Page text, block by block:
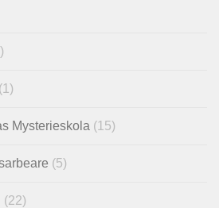
(1)
Mysterieskola (15)
(5)
(22)